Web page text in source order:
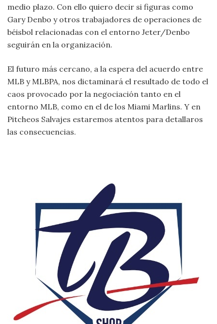
medio plazo. Con ello quiero decir si figuras como
Gary Denbo y otros trabajadores de operaciones de
béisbol relacionadas con el entorno Jeter/Denbo
seguirán en la organización.
El futuro más cercano, a la espera del acuerdo entre
MLB y MLBPA, nos dictaminará el resultado de todo el
caos provocado por la negociación tanto en el
entorno MLB, como en el de los Miami Marlins. Y en
Pitcheos Salvajes estaremos atentos para detallaros
las consecuencias.